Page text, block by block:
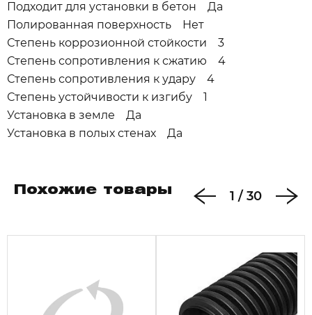
Подходит для установки в бетон Да
Полированная поверхность Нет
Степень коррозионной стойкости 3
Степень сопротивления к сжатию 4
Степень сопротивления к удару 4
Степень устойчивости к изгибу 1
Установка в земле Да
Установка в полых стенах Да
Похожие товары 1 / 30